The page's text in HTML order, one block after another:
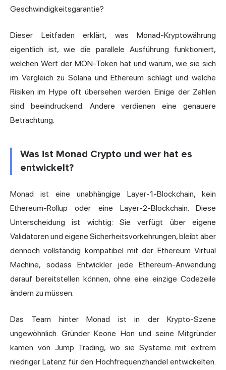
Geschwindigkeitsgarantie?
Dieser Leitfaden erklärt, was Monad-Kryptowährung
eigentlich ist, wie die parallele Ausführung funktioniert,
welchen Wert der MON-Token hat und warum, wie sie sich
im Vergleich zu Solana und Ethereum schlägt und welche
Risiken im Hype oft übersehen werden. Einige der Zahlen
sind beeindruckend. Andere verdienen eine genauere
Betrachtung.
Was ist Monad Crypto und wer hat es
entwickelt?
Monad ist eine unabhängige Layer-1-Blockchain, kein
Ethereum-Rollup oder eine Layer-2-Blockchain. Diese
Unterscheidung ist wichtig: Sie verfügt über eigene
Validatoren und eigene Sicherheitsvorkehrungen, bleibt aber
dennoch vollständig kompatibel mit der Ethereum Virtual
Machine, sodass Entwickler jede Ethereum-Anwendung
darauf bereitstellen können, ohne eine einzige Codezeile
ändern zu müssen.
Das Team hinter Monad ist in der Krypto-Szene
ungewöhnlich. Gründer Keone Hon und seine Mitgründer
kamen von Jump Trading, wo sie Systeme mit extrem
niedriger Latenz für den Hochfrequenzhandel entwickelten.